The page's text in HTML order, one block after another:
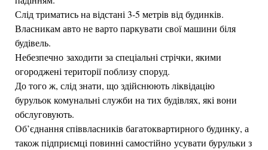
Слід триматись на відстані 3-5 метрів від будинків.
Власникам авто не варто паркувати свої машини біля
будівель.
Небезпечно заходити за спеціальні стрічки, якими
огороджені території поблизу споруд.
До того ж, слід знати, що здійснюють ліквідацію
бурульок комунальні служби на тих будівлях, які вони
обслуговують.
Об’єднання співвласників багатоквартирного будинку, а
також підприємці повинні самостійно усувати бурульки з